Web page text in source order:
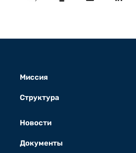
Миссия
Структура
Новости
Документы